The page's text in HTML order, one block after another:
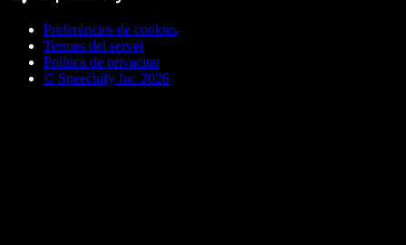
Preferències de cookies
Termes del servei
Política de privacitat
© Speechify Inc 2026